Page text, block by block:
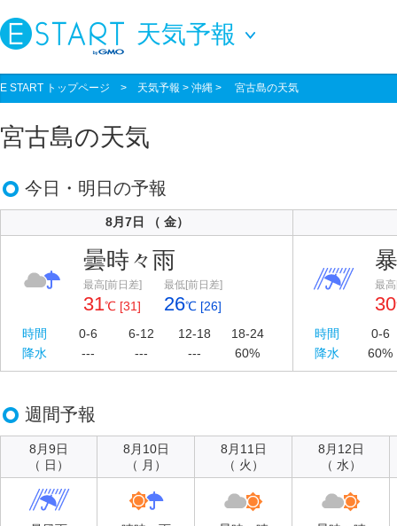
天気予報
E START トップページ > 天気予報 > 沖縄 > 宮古島の天気
宮古島の天気
今日・明日の予報
8月7日 （ 金）
曇時々雨
最高[前日差]
31℃ [31]
最低[前日差]
26℃ [26]
最
30
時間
0-6 6-12 12-18
18-24
降水
--- --- --- 60%
時間
0-6
降水
60%
週間予報
8月9日
（ 日）
8月10日
（ 月）
8月11日
（ 火）
8月12日
（ 水）